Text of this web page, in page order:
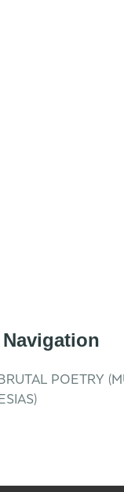
BRUTAL POETRY